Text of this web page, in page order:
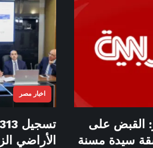
القبض على
سيدة مسنة
اخبار مصر